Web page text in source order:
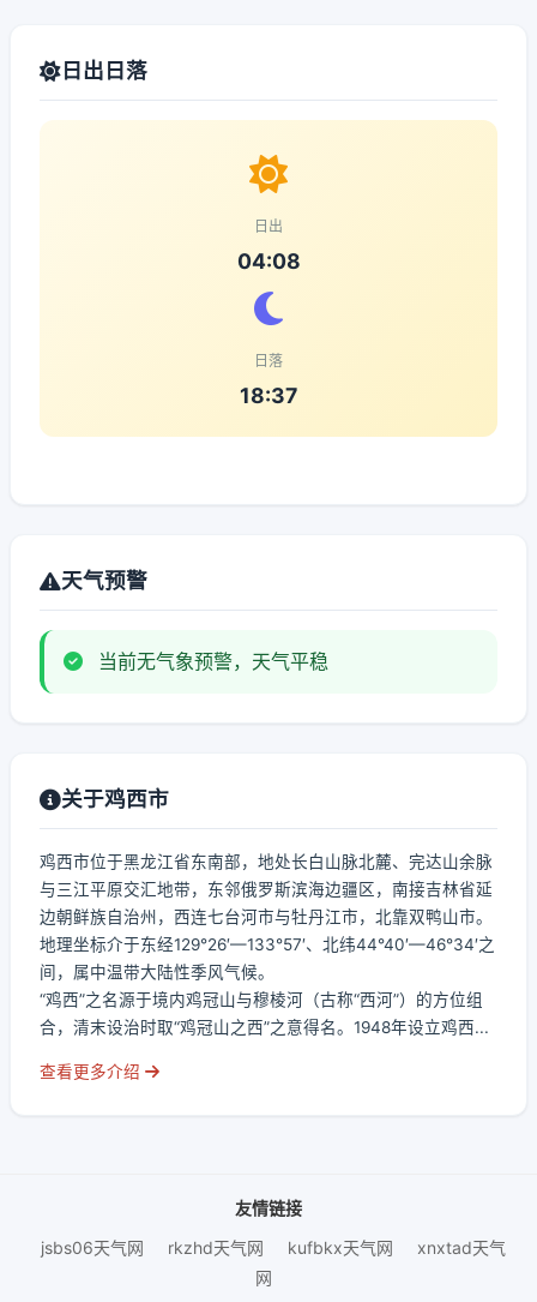
日出日落
日出
04:08
日落
18:37
天气预警
当前无气象预警，天气平稳
关于鸡西市
鸡西市位于黑龙江省东南部，地处长白山脉北麓、完达山余脉
与三江平原交汇地带，东邻俄罗斯滨海边疆区，南接吉林省延
边朝鲜族自治州，西连七台河市与牡丹江市，北靠双鸭山市。
地理坐标介于东经129°26′—133°57′、北纬44°40′—46°34′之
间，属中温带大陆性季风气候。
“鸡西”之名源于境内鸡冠山与穆棱河（古称“西河”）的方位组
合，清末设治时取“鸡冠山之西”之意得名。1948年设立鸡西...
查看更多介绍
友情链接
jsbs06天气网
rkzhd天气网 kufbkx天气网
xnxtad天气
网